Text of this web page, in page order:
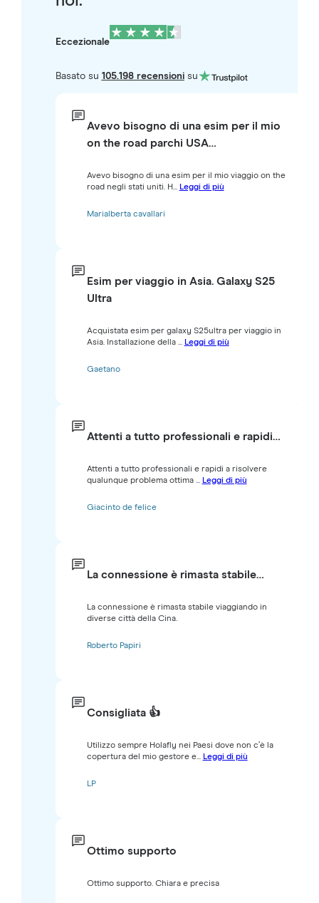
Eccezionale
Basato su 105.198 recensionisu
Avevo bisogno di una esim per il mio
on the road parchi USA…
Avevo bisogno di una esim per il mio viaggio on the
road negli stati uniti. H... Leggi di più
Marialberta cavallari
Esim per viaggio in Asia. Galaxy S25
Ultra
Acquistata esim per galaxy S25ultra per viaggio in
Asia. Installazione della ... Leggi di più
Gaetano
Attenti a tutto professionali e rapidi…
Attenti a tutto professionali e rapidi a risolvere
qualunque problema ottima ... Leggi di più
Giacinto de felice
La connessione è rimasta stabile…
La connessione è rimasta stabile viaggiando in
diverse città della Cina.
Roberto Papiri
Consigliata 👍
Utilizzo sempre Holafly nei Paesi dove non c’è la
copertura del mio gestore e... Leggi di più
LP
Ottimo supporto
Ottimo supporto. Chiara e precisa